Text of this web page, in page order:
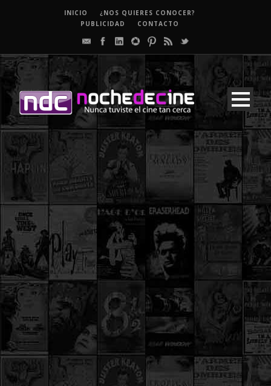
INICIO
¿NOS QUIERES CONOCER?
PUBLICIDAD
CONTACTO